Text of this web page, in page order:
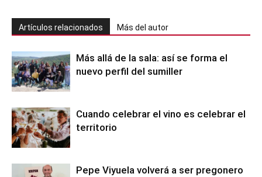
Artículos relacionados Más del autor
Más allá de la sala: así se forma el
nuevo perfil del sumiller
Cuando celebrar el vino es celebrar el
territorio
Pepe Viyuela volverá a ser pregonero